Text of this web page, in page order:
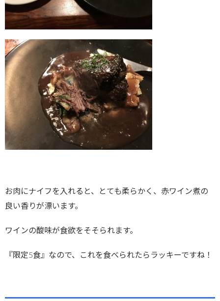
お肉にナイフを入れると、とても柔らかく、赤ワイン煮の
良い香りが漂います。
ワインの酸味が食欲をそそられます。
『限定5食』なので、これを食べられたらラッキーですね！